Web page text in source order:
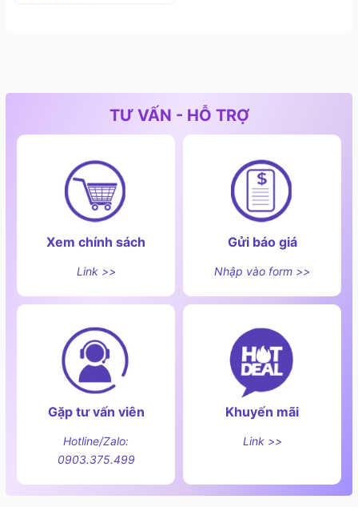
TƯ VẤN - HỖ TRỢ
Xem chính sách
Link >>
Gửi báo giá
Nhập vào form >>
Gặp tư vấn viên
Hotline/Zalo:
0903.375.499
Khuyến mãi
Link >>